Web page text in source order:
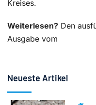
Kreises.
Weiterlesen? Den
Ausgabe vom
Neueste Artikel